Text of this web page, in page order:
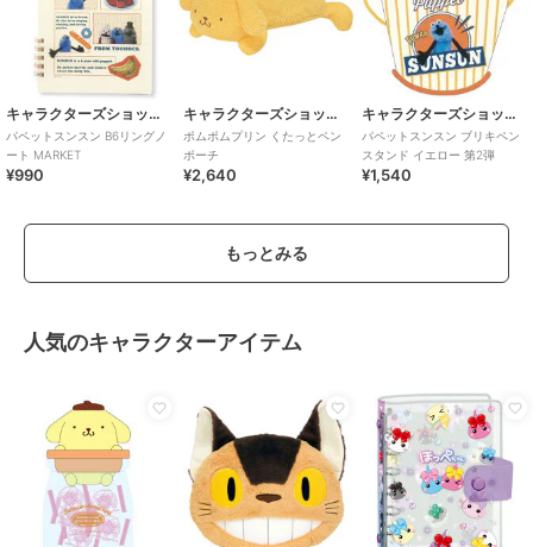
キャラクターズショップ ラフラフ
パペットスンスン B6リングノ
ート MARKET
¥990
キャラクターズショップ ラフラフ
ポムポムプリン くたっとペン
ポーチ
¥2,640
キャラクターズショップ ラフラフ
パペットスンスン ブリキペン
スタンド イエロー 第2弾
¥1,540
もっとみる
人気のキャラクターアイテム